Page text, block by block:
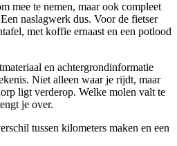
mee te nemen, maar ook compleet
naslagwerk dus. Voor de fietser
met koffie ernaast en een potlood
en achtergrondinformatie
Niet alleen waar je rijdt, maar
ligt verderop. Welke molen valt te
je over.
tussen kilometers maken en een